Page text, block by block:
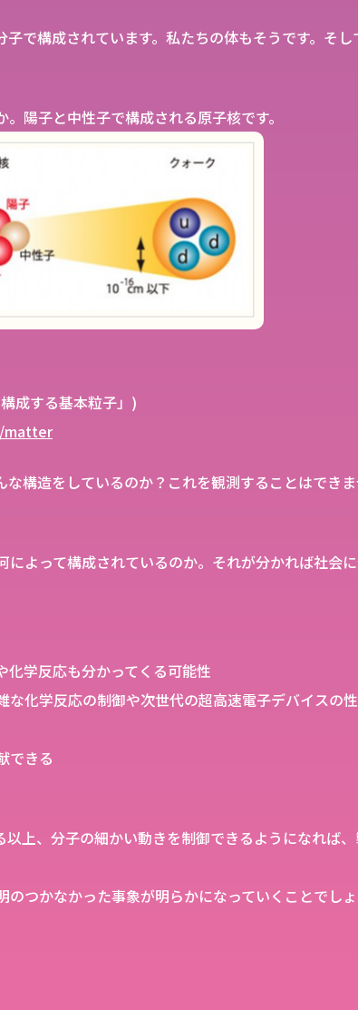
で構成されています。私たちの体もそうです。そ
陽子と中性子で構成される原子核です。
成する基本粒子」)
matter
構造をしているのか？これを観測することはでき
よって構成されているのか。それが分かれば社会
化学反応も分かってくる可能性
な化学反応の制御や次世代の超高速電子デバイスの
できる
上、分子の細かい動きを制御できるようになれば
つかなかった事象が明らかになっていくことでしょ